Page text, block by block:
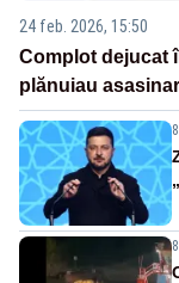
24 feb. 2026, 15:50
Complot dejucat
plănuiau